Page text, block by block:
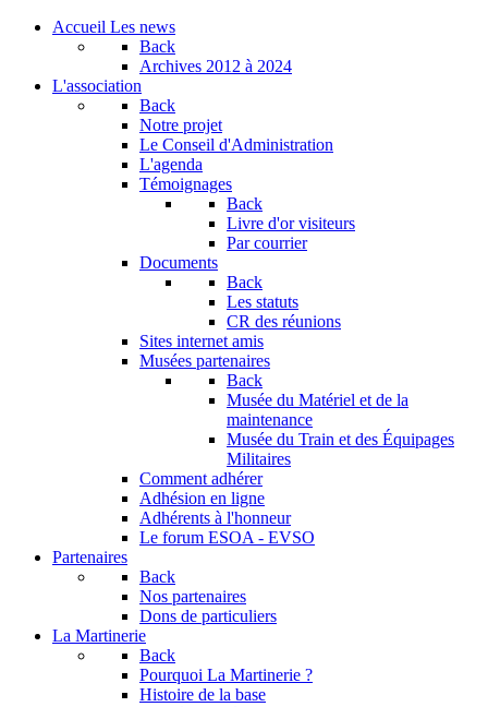
Accueil Les news
Back
Archives 2012 à 2024
L'association
Back
Notre projet
Le Conseil d'Administration
L'agenda
Témoignages
Back
Livre d'or visiteurs
Par courrier
Documents
Back
Les statuts
CR des réunions
Sites internet amis
Musées partenaires
Back
Musée du Matériel et de la
maintenance
Musée du Train et des Équipages
Militaires
Comment adhérer
Adhésion en ligne
Adhérents à l'honneur
Le forum ESOA - EVSO
Partenaires
Back
Nos partenaires
Dons de particuliers
La Martinerie
Back
Pourquoi La Martinerie ?
Histoire de la base